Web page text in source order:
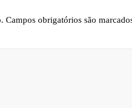
Campos obrigatórios são